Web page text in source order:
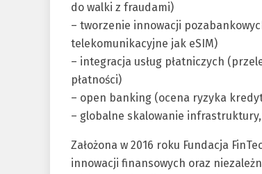
do walki z fraudami)
– tworzenie innowacji
telekomunikacyjne jak eSIM)
– integracja usług płatniczych
płatności)
– open banking (ocena ryzyka
– globalne skalowanie
Założona w 2016 roku Fundacja
innowacji finansowych oraz